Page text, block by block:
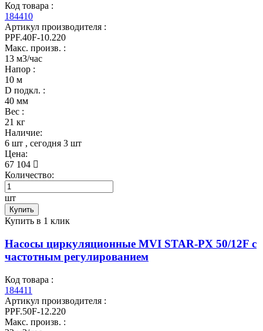
Код товара :
184410
Артикул производителя :
PPF.40F-10.220
Макс. произв. :
13 м3/час
Напор :
10 м
D подкл. :
40 мм
Вес :
21 кг
Наличие:
6 шт , сегодня 3 шт
Цена:
67 104
Количество:
шт
Купить
Купить в 1 клик
Насосы циркуляционные MVI STAR-PX 50/12F с
частотным регулированием
Код товара :
184411
Артикул производителя :
PPF.50F-12.220
Макс. произв. :